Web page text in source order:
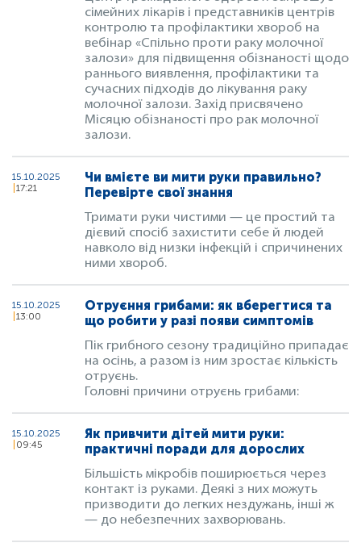
сімейних лікарів і представників центрів
контролю та профілактики хвороб на
вебінар «Спільно проти раку молочної
залози» для підвищення обізнаності щодо
раннього виявлення, профілактики та
сучасних підходів до лікування раку
молочної залози. Захід присвячено
Місяцю обізнаності про рак молочної
залози.
15.10.2025
17:21
Чи вмієте ви мити руки правильно?
Перевірте свої знання
Тримати руки чистими — це простий та
дієвий спосіб захистити себе й людей
навколо від низки інфекцій і спричинених
ними хвороб.
15.10.2025
13:00
Отруєння грибами: як вберегтися та
що робити у разі появи симптомів
Пік грибного сезону традиційно припадає
на осінь, а разом із ним зростає кількість
отруєнь.
Головні причини отруєнь грибами:
15.10.2025
09:45
Як привчити дітей мити руки:
практичні поради для дорослих
Більшість мікробів поширюється через
контакт із руками. Деякі з них можуть
призводити до легких нездужань, інші ж
— до небезпечних захворювань.